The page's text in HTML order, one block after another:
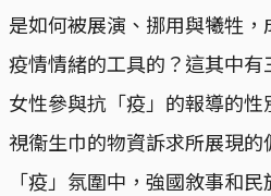
是如何被展演、挪用與犧牲
疫情情緒的工具的？這其中
女性參與抗「疫」的報導的
視衞生巾的物資訴求所展現
「疫」氛圍中，強國敘事和